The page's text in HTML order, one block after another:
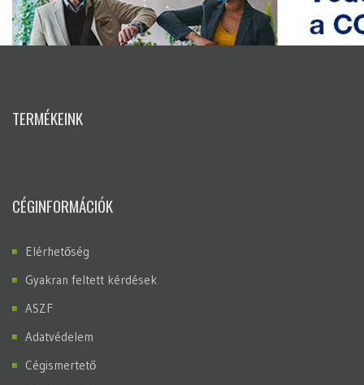
TERMÉKEINK
CÉGINFORMÁCIÓK
Elérhetőség
Gyakran feltett kérdések
ASZF
Adatvédelem
Cégismertető